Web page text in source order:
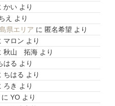
かい より
え
より
県エリア に 匿名希望 より
マロン より
秋山 拓海 より
はる より
ちはる より
ろき より
に YO より